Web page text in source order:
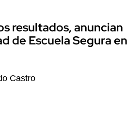
resultados, anuncian
de Escuela Segura en
Castro